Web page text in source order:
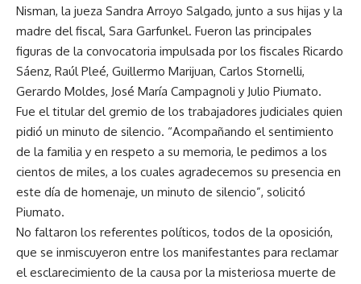
Nisman, la jueza Sandra Arroyo Salgado, junto a sus hijas y la
madre del fiscal, Sara Garfunkel. Fueron las principales
figuras de la convocatoria impulsada por los fiscales Ricardo
Sáenz, Raúl Pleé, Guillermo Marijuan, Carlos Stornelli,
Gerardo Moldes, José María Campagnoli y Julio Piumato.
Fue el titular del gremio de los trabajadores judiciales quien
pidió un minuto de silencio. “Acompañando el sentimiento
de la familia y en respeto a su memoria, le pedimos a los
cientos de miles, a los cuales agradecemos su presencia en
este día de homenaje, un minuto de silencio”, solicitó
Piumato.
No faltaron los referentes políticos, todos de la oposición,
que se inmiscuyeron entre los manifestantes para reclamar
el esclarecimiento de la causa por la misteriosa muerte de